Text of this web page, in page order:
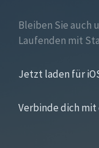
Bleiben Sie auch
Laufenden mit
Jetzt laden für
Verbinde dich mit